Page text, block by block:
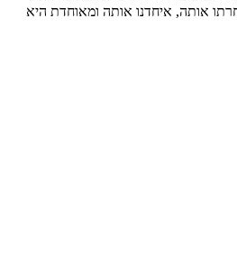
אותה, איחדנו אותה ומאוחדת היא